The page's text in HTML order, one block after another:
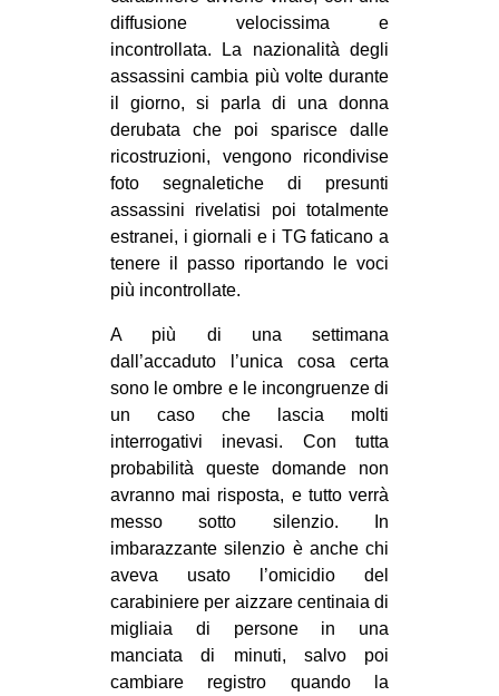
INTERNAZIONALE
AFRICA
AMERICHE
ESTREMO ORIENTE
EUROPA
MEDIO ORIENTE
MONDO
in
Fb
tw
bsky
ms
SEARCH
diffusione velocissima e
incontrollata. La nazionalità degli
assassini cambia più volte durante
il giorno, si parla di una donna
derubata che poi sparisce dalle
ricostruzioni, vengono ricondivise
foto segnaletiche di presunti
assassini rivelatisi poi totalmente
estranei, i giornali e i TG faticano a
tenere il passo riportando le voci
più incontrollate.
A più di una settimana
dall’accaduto l’unica cosa certa
sono le ombre e le incongruenze di
un caso che lascia molti
interrogativi inevasi. Con tutta
probabilità queste domande non
avranno mai risposta, e tutto verrà
messo sotto silenzio. In
imbarazzante silenzio è anche chi
aveva usato l’omicidio del
carabiniere per aizzare centinaia di
migliaia di persone in una
manciata di minuti, salvo poi
cambiare registro quando la